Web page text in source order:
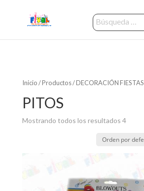
Inicio/Productos/DECORACIÓN FIESTAS
PITOS
Mostrando todos los resultados 4